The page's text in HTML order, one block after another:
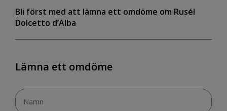
Bli först med att lämna ett omdöme om Rusél
Dolcetto d’Alba
Lämna ett omdöme